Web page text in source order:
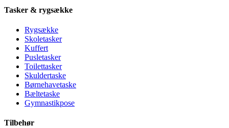
Tasker & rygsække
Rygsække
Skoletasker
Kuffert
Pusletasker
Toilettasker
Skuldertaske
Børnehavetaske
Bæltetaske
Gymnastikpose
Tilbehør